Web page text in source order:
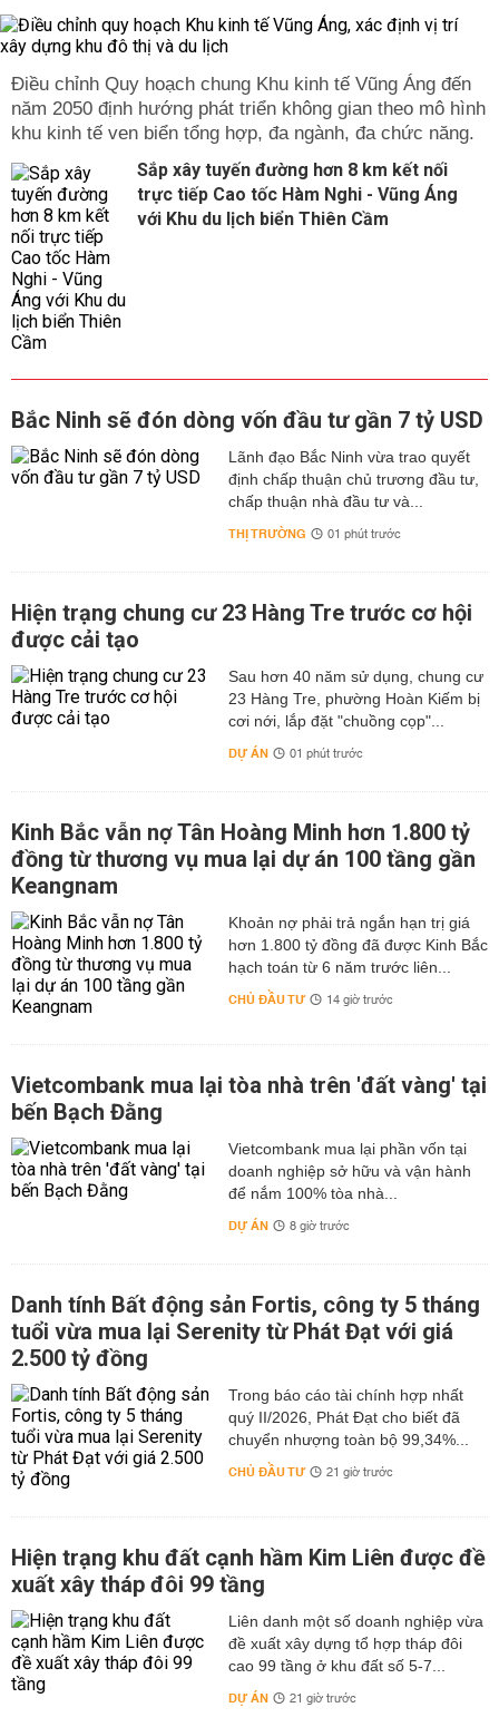
Điều chỉnh Quy hoạch chung Khu kinh tế Vũng Áng đến
năm 2050 định hướng phát triển không gian theo mô hình
khu kinh tế ven biển tổng hợp, đa ngành, đa chức năng.
Sắp xây tuyến đường hơn 8 km kết nối
trực tiếp Cao tốc Hàm Nghi - Vũng Áng
với Khu du lịch biển Thiên Cầm
Bắc Ninh sẽ đón dòng vốn đầu tư gần 7 tỷ USD
Lãnh đạo Bắc Ninh vừa trao quyết
định chấp thuận chủ trương đầu tư,
chấp thuận nhà đầu tư và...
THỊ TRƯỜNG 01 phút trước
Hiện trạng chung cư 23 Hàng Tre trước cơ hội
được cải tạo
Sau hơn 40 năm sử dụng, chung cư
23 Hàng Tre, phường Hoàn Kiếm bị
cơi nới, lắp đặt "chuồng cọp"...
DỰ ÁN 01 phút trước
Kinh Bắc vẫn nợ Tân Hoàng Minh hơn 1.800 tỷ
đồng từ thương vụ mua lại dự án 100 tầng gần
Keangnam
hơn 1.800 tỷ đồng đã được Kinh Bắc
hạch toán từ 6 năm trước liên...
CHỦ ĐẦU TƯ 14 giờ trước
Vietcombank mua lại tòa nhà trên 'đất vàng' tại
bến Bạch Đằng
Vietcombank mua lại phần vốn tại
doanh nghiệp sở hữu và vận hành
để nắm 100% tòa nhà...
DỰ ÁN 8 giờ trước
Danh tính Bất động sản Fortis, công ty 5 tháng
tuổi vừa mua lại Serenity từ Phát Đạt với giá
2.500 tỷ đồng
Trong báo cáo tài chính hợp nhất
quý II/2026, Phát Đạt cho biết đã
chuyển nhượng toàn bộ 99,34%...
CHỦ ĐẦU TƯ 21 giờ trước
Hiện trạng khu đất cạnh hầm Kim Liên được đề
xuất xây tháp đôi 99 tầng
Liên danh một số doanh nghiệp vừa
đề xuất xây dựng tổ hợp tháp đôi
cao 99 tầng ở khu đất số 5-7...
DỰ ÁN 21 giờ trước